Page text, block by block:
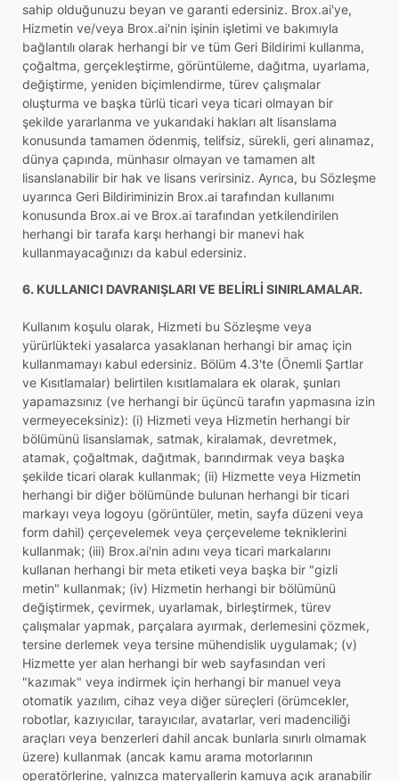
sahip olduğunuzu beyan ve garanti edersiniz. Brox.ai'ye,
Hizmetin ve/veya Brox.ai'nin işinin işletimi ve bakımıyla
bağlantılı olarak herhangi bir ve tüm Geri Bildirimi kullanma,
çoğaltma, gerçekleştirme, görüntüleme, dağıtma, uyarlama,
değiştirme, yeniden biçimlendirme, türev çalışmalar
oluşturma ve başka türlü ticari veya ticari olmayan bir
şekilde yararlanma ve yukarıdaki hakları alt lisanslama
konusunda tamamen ödenmiş, telifsiz, sürekli, geri alınamaz,
dünya çapında, münhasır olmayan ve tamamen alt
lisanslanabilir bir hak ve lisans verirsiniz. Ayrıca, bu Sözleşme
uyarınca Geri Bildiriminizin Brox.ai tarafından kullanımı
konusunda Brox.ai ve Brox.ai tarafından yetkilendirilen
herhangi bir tarafa karşı herhangi bir manevi hak
kullanmayacağınızı da kabul edersiniz.
6. KULLANICI DAVRANIŞLARI VE BELİRLİ SINIRLAMALAR.
Kullanım koşulu olarak, Hizmeti bu Sözleşme veya
yürürlükteki yasalarca yasaklanan herhangi bir amaç için
kullanmamayı kabul edersiniz. Bölüm 4.3'te (Önemli Şartlar
ve Kısıtlamalar) belirtilen kısıtlamalara ek olarak, şunları
yapamazsınız (ve herhangi bir üçüncü tarafın yapmasına izin
vermeyeceksiniz): (i) Hizmeti veya Hizmetin herhangi bir
bölümünü lisanslamak, satmak, kiralamak, devretmek,
atamak, çoğaltmak, dağıtmak, barındırmak veya başka
şekilde ticari olarak kullanmak; (ii) Hizmette veya Hizmetin
herhangi bir diğer bölümünde bulunan herhangi bir ticari
markayı veya logoyu (görüntüler, metin, sayfa düzeni veya
form dahil) çerçevelemek veya çerçeveleme tekniklerini
kullanmak; (iii) Brox.ai'nin adını veya ticari markalarını
kullanan herhangi bir meta etiketi veya başka bir "gizli
metin" kullanmak; (iv) Hizmetin herhangi bir bölümünü
değiştirmek, çevirmek, uyarlamak, birleştirmek, türev
çalışmalar yapmak, parçalara ayırmak, derlemesini çözmek,
tersine derlemek veya tersine mühendislik uygulamak; (v)
Hizmette yer alan herhangi bir web sayfasından veri
"kazımak" veya indirmek için herhangi bir manuel veya
otomatik yazılım, cihaz veya diğer süreçleri (örümcekler,
robotlar, kazıyıcılar, tarayıcılar, avatarlar, veri madenciliği
araçları veya benzerleri dahil ancak bunlarla sınırlı olmamak
üzere) kullanmak (ancak kamu arama motorlarının
operatörlerine, yalnızca materyallerin kamuya açık aranabilir